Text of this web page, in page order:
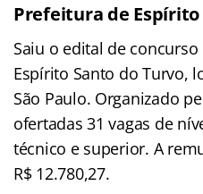
Prefeitura de Espírito
Saiu o edital de
Espírito Santo do Turvo,
São Paulo. Organizado
ofertadas 31 vagas de
técnico e superior. A
R$ 12.780,27.